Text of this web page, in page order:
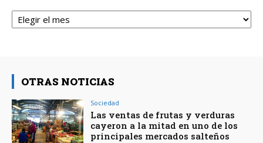
Archivos
OTRAS NOTICIAS
Sociedad
Las ventas de frutas y verduras
cayeron a la mitad en uno de los
principales mercados salteños